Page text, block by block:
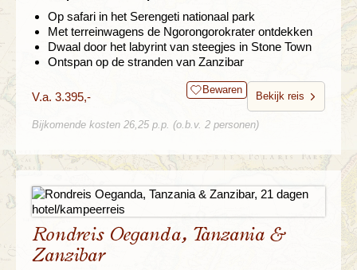
Op safari in het Serengeti nationaal park
Met terreinwagens de Ngorongorokrater ontdekken
Dwaal door het labyrint van steegjes in Stone Town
Ontspan op de stranden van Zanzibar
V.a. 3.395,- Bewaren
Bekijk reis
Bijkomende kosten 26,25 p.p. (o.b.v. 2 personen)
Rondreis Oeganda, Tanzania &
Zanzibar